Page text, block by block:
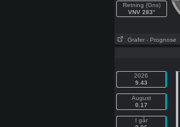
Retning (Gns)
VNV 283°
Grafer - Prognose
2026
9.43
August
0.17
I går